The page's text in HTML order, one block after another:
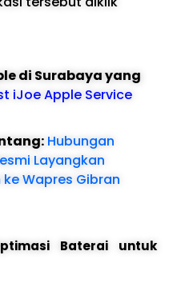
di Surabaya yang
iJoe Apple Service
Hubungan
Layangkan
Wapres Gibran
Baterai untuk